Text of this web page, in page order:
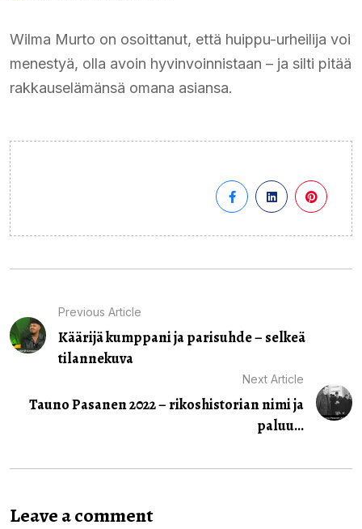
Wilma Murto on osoittanut, että huippu-urheilija voi
menestyä, olla avoin hyvinvoinnistaan – ja silti pitää
rakkauselämänsä omana asiansa.
Previous Article
Käärijä kumppani ja parisuhde – selkeä
tilannekuva
Next Article
Tauno Pasanen 2022 – rikoshistorian nimi ja
paluu...
Leave a comment